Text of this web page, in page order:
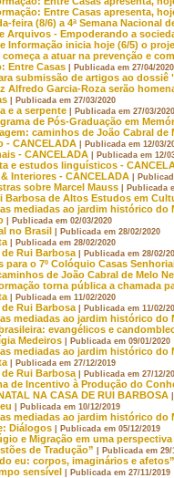
Entre Casas apresenta,
feira (8/6) a 4ª Semana Nacional
Arquivos - Empoderando a
Informação inicia hoje (6/5) o
a atuar na prevenção e
Entre Casas | Publicada em 27/04/2020
submissão de artigos ao
Alfredo Garcia-Roza serão
| Publicada em 27/03/2020
e a serpente | Publicada em 27/03/2020
de Pós-Graduação em
caminhos de João Cabral de
- CANCELADA | Publicada em 12/03/
- CANCELADA | Publicada em 12/
e estudos linguísticos -
Interiores - CANCELADA |
sobre Marcel Mauss | Publicada
de Altos Estudos em
mediadas ao jardim histórico do
| Publicada em 02/03/2020
no Brasil | Publicada em 28/02/2020
| Publicada em 28/02/2020
Rui Barbosa | Publicada em 28/02/
para o 7º Colóquio Casas
de João Cabral de Melo
torna pública a chamada
| Publicada em 11/02/2020
Rui Barbosa | Publicada em 11/02/
mediadas ao jardim histórico do
evangélicos e
Medeiros | Publicada em 09/01/2020
mediadas ao jardim histórico do
| Publicada em 27/12/2019
Rui Barbosa | Publicada em 27/12/
de Incentivo à Produção do
NA CASA DE RUI BARBOSA
| Publicada em 10/12/2019
mediadas ao jardim histórico do
Diálogos | Publicada em 05/12/2019
e Migração em uma
de Tradução” | Publicada em 29/
eu: corpos, imaginários e afetos”
sensível | Publicada em 27/11/2019